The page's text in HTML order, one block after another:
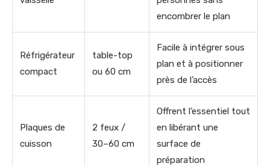
encombrer le plan
Réfrigérateur
compact
table-top
ou 60 cm
Facile à intégrer sous
plan et à positionner
près de l’accès
Plaques de
cuisson
2 feux /
30–60 cm
Offrent l’essentiel tout
en libérant une
surface de
préparation